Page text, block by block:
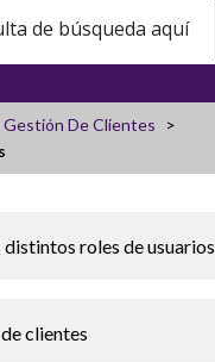
Gestión De Clientes
roles de usuarios
clientes